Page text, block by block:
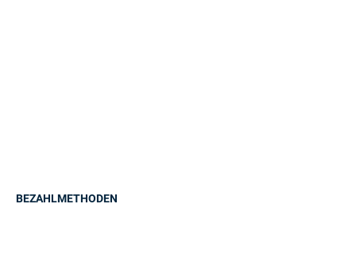
BEZAHLMETHODEN